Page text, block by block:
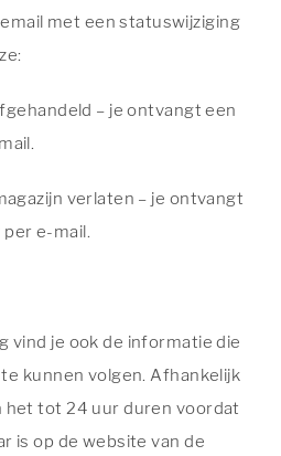
met een statuswijziging
– je ontvangt een
verlaten – je ontvangt
e-mail.
vind je ook de informatie die
kunnen volgen. Afhankelijk
het tot 24 uur duren voordat
is op de website van de